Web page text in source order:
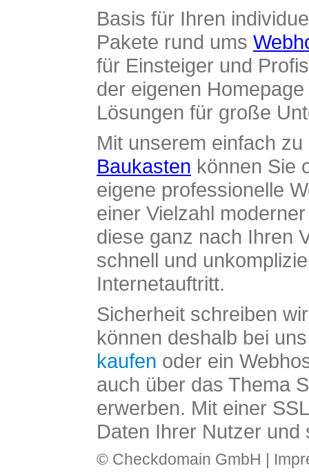
Basis für Ihren
Pakete rund ums
für Einsteiger und
der eigenen
Lösungen für große
Mit unserem einfach
Baukasten können Sie
eigene professionelle
einer Vielzahl
diese ganz nach Ihren
schnell und
Internetauftritt.
Sicherheit schreiben
können deshalb bei
kaufen oder ein
auch über das Thema
erwerben. Mit einer
Daten Ihrer Nutzer und
© Checkdomain GmbH |